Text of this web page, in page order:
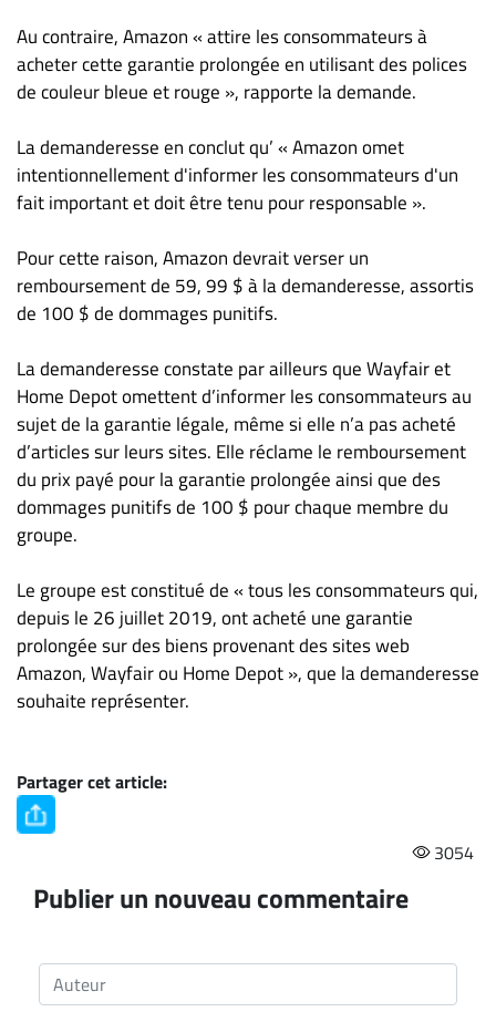
Au contraire, Amazon « attire les consommateurs à
acheter cette garantie prolongée en utilisant des polices
de couleur bleue et rouge », rapporte la demande.
La demanderesse en conclut qu’ « Amazon omet
intentionnellement d'informer les consommateurs d'un
fait important et doit être tenu pour responsable ».
Pour cette raison, Amazon devrait verser un
remboursement de 59, 99 $ à la demanderesse, assortis
de 100 $ de dommages punitifs.
La demanderesse constate par ailleurs que Wayfair et
Home Depot omettent d’informer les consommateurs au
sujet de la garantie légale, même si elle n’a pas acheté
d’articles sur leurs sites. Elle réclame le remboursement
du prix payé pour la garantie prolongée ainsi que des
dommages punitifs de 100 $ pour chaque membre du
groupe.
Le groupe est constitué de « tous les consommateurs qui,
depuis le 26 juillet 2019, ont acheté une garantie
prolongée sur des biens provenant des sites web
Amazon, Wayfair ou Home Depot », que la demanderesse
souhaite représenter.
Partager cet article:
3054
Publier un nouveau commentaire